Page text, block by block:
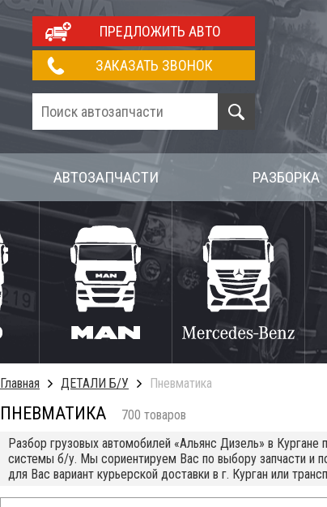
ПРЕДЛОЖИТЬ АВТО
ЗАКАЗАТЬ ЗВОНОК
АВТОЗАПЧАСТИ РАЗБОРКА
Главная ДЕТАЛИ Б/У Пневматика
ПНЕВМАТИКА
700 товаров
Разбор грузовых автомобилей «Альянс Дизель» в
системы б/у. Мы сориентируем Вас по выбору запчасти и
для Вас вариант курьерской доставки в г. Курган или